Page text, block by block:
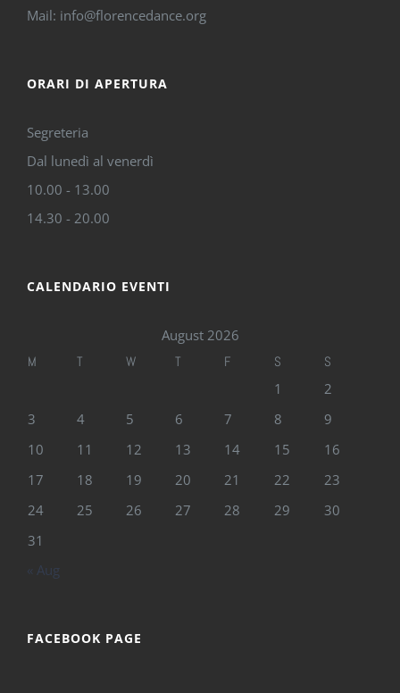
Mail: info@florencedance.org
ORARI DI APERTURA
Segreteria
Dal lunedì al venerdì
10.00 - 13.00
14.30 - 20.00
CALENDARIO EVENTI
August 2026
M T W T F S S
1
2
3
4 5 6 7 8
9
10
11 12 13 14 15
16
17
18 19 20 21 22
23
24
25 26 27 28 29
30
31
« Aug
FACEBOOK PAGE